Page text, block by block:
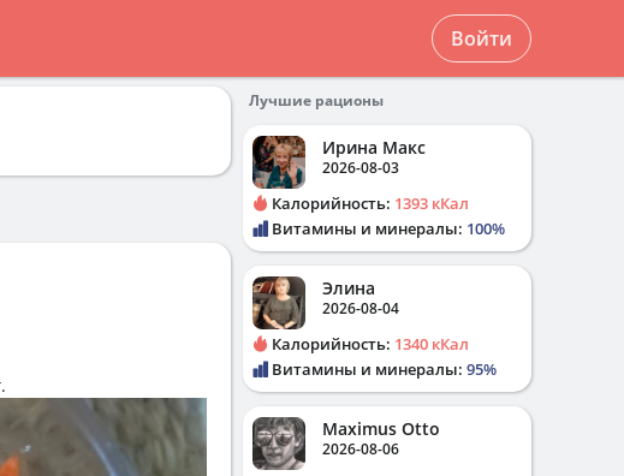
Войти
.
Лучшие рационы
Ирина Макс
2026-08-03
Калорийность: 1393 кКал
Витамины и минералы: 100%
Элина
2026-08-04
Калорийность: 1340 кКал
Витамины и минералы: 95%
Maximus Otto
2026-08-06